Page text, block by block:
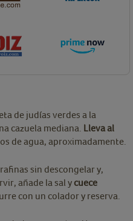
de judías verdes a la
cazuela mediana. Lleva al
de agua, aproximadamente.
sin descongelar y,
añade la sal y cuece
con un colador y reserva.